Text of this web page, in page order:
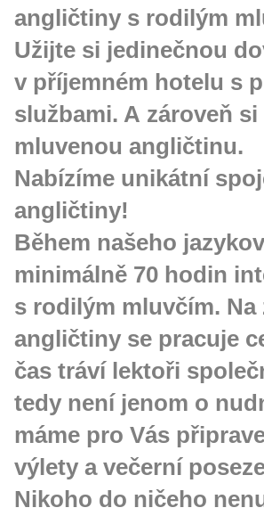
angličtiny s rodilým
Užijte si jedinečnou
v příjemném hotelu s
službami. A zároveň
mluvenou angličtinu.
Nabízíme unikátní
angličtiny!
Během našeho
minimálně 70 hodin
s rodilým mluvčím. Na
angličtiny se pracuje
čas tráví lektoři
tedy není jenom o
máme pro Vás
výlety a večerní
Nikoho do ničeho